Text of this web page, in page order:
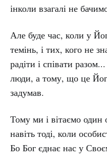
інколи взагалі не
Але буде час, коли у
темінь, і тих, кого не
радіти і співати
люди, а тому, що це
задумав.
Тому ми і вітаємо один
навіть тоді, коли
Бо Бог єднає нас у